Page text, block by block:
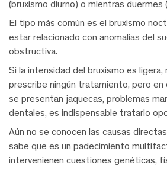
(bruxismo diurno) o mientras duermes
El tipo más común es el bruxismo
estar relacionado con anomalías del
obstructiva.
Si la intensidad del bruxismo es
prescribe ningún tratamiento, pero en
se presentan jaquecas, problemas
dentales, es indispensable tratarlo
Aún no se conocen las causas
sabe que es un padecimiento
intervenienen cuestiones genéticas,